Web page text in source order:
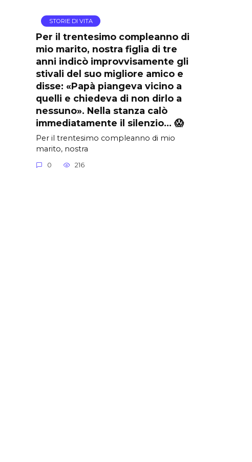
STORIE DI VITA
Per il trentesimo compleanno di
mio marito, nostra figlia di tre
anni indicò improvvisamente gli
stivali del suo migliore amico e
disse: «Papà piangeva vicino a
quelli e chiedeva di non dirlo a
nessuno». Nella stanza calò
immediatamente il silenzio… 😱
Per il trentesimo compleanno di mio
marito, nostra
0 216